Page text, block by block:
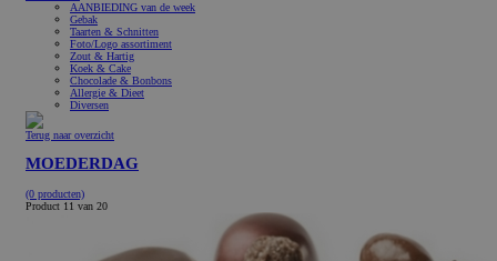
AANBIEDING van de week
Gebak
Taarten & Schnitten
Foto/Logo assortiment
Zout & Hartig
Koek & Cake
Chocolade & Bonbons
Allergie & Dieet
Diversen
Terug naar overzicht
MOEDERDAG
(0 producten)
Product 11 van 20